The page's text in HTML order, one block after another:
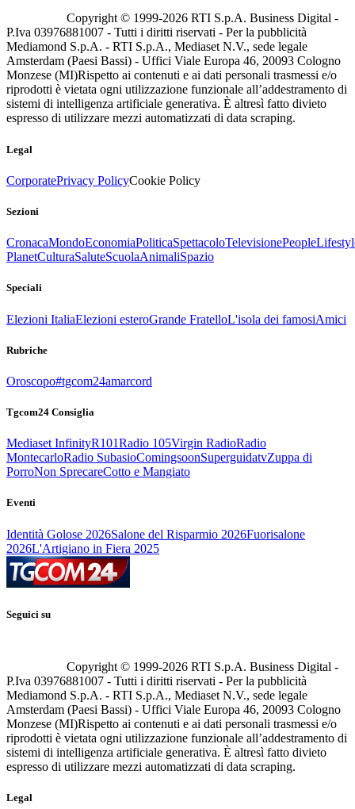
Copyright © 1999-2026 RTI S.p.A. Business Digital -
P.Iva 03976881007 - Tutti i diritti riservati - Per la pubblicità
Mediamond S.p.A. - RTI S.p.A., Mediaset N.V., sede legale
Amsterdam (Paesi Bassi) - Uffici Viale Europa 46, 20093 Cologno
Monzese (MI)Rispetto ai contenuti e ai dati personali trasmessi e/o
riprodotti è vietata ogni utilizzazione funzionale all’addestramento di
sistemi di intelligenza artificiale generativa. È altresì fatto divieto
espresso di utilizzare mezzi automatizzati di data scraping.
Legal
CorporatePrivacy PolicyCookie Policy
Sezioni
CronacaMondoEconomiaPoliticaSpettacoloTelevisionePeople
PlanetCulturaSaluteScuolaAnimaliSpazio
Speciali
Elezioni ItaliaElezioni esteroGrande FratelloL'isola dei famosiAmici
Rubriche
Oroscopo#tgcom24amarcord
Tgcom24 Consiglia
Mediaset InfinityR101Radio 105Virgin RadioRadio
MontecarloRadio SubasioComingsoonSuperguidatvZuppa di
PorroNon SprecareCotto e Mangiato
Eventi
Identità Golose 2026Salone del Risparmio 2026Fuorisalone
2026L'Artigiano in Fiera 2025
Seguici su
Copyright © 1999-2026 RTI S.p.A. Business Digital -
P.Iva 03976881007 - Tutti i diritti riservati - Per la pubblicità
Mediamond S.p.A. - RTI S.p.A., Mediaset N.V., sede legale
Amsterdam (Paesi Bassi) - Uffici Viale Europa 46, 20093 Cologno
Monzese (MI)Rispetto ai contenuti e ai dati personali trasmessi e/o
riprodotti è vietata ogni utilizzazione funzionale all’addestramento di
sistemi di intelligenza artificiale generativa. È altresì fatto divieto
espresso di utilizzare mezzi automatizzati di data scraping.
Legal